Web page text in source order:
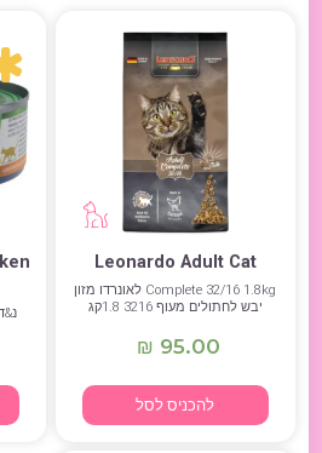
Leonardo Adult Cat
Сomplete 32/16 1.8kg לאונרדו מזון
יבש לחתולים מעוף 3216 1.8קג
₪ 95.00
להכניס לסל